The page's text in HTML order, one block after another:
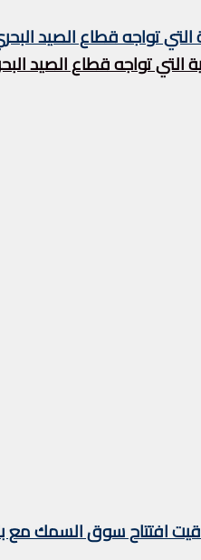
التي تواجه قطاع الصيد
تواجه قطاع الصيد
افتتاح سوق السمك